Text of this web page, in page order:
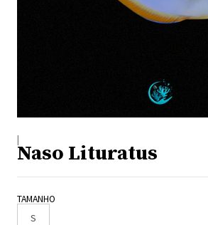
|
Naso Lituratus
TAMANHO
S